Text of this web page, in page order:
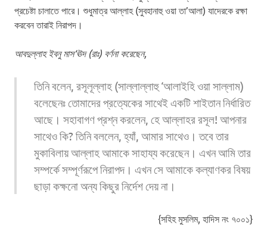
প্রচেষ্টা চালাতে পারে। শুধুমাত্র আল্লাহ (সুবহানাহু ওয়া তা’আলা) যাদেরকে রক্ষা
করবেন তারাই নিরাপদ।
আবদুল্লাহ ইবনু মাস‘ঊদ (রাঃ) বর্ণনা করেছেন,
তিনি বলেন, রসূলূল্লাহ (সাল্লাল্লাহু ‘আলাইহি ওয়া সাল্লাম)
বলেছেনঃ তোমাদের প্রত্যেকের সাথেই একটি শাইতান নির্ধারিত
আছে। সহাবাগণ প্রশ্ন করলেন, হে আল্লাহর রসূল! আপনার
সাথেও কি? তিনি বললেন, হ্যাঁ, আমার সাথেও। তবে তার
মুকাবিলায় আল্লাহ আমাকে সাহায্য করেছেন। এখন আমি তার
সম্পর্কে সম্পূর্ণরূপে নিরাপদ। এখন সে আমাকে কল্যাণকর বিষয়
ছাড়া কক্ষনো অন্য কিছুর নির্দেশ দেয় না।
{সহিহ মুসলিম, হাদিস নং ৭০০১}